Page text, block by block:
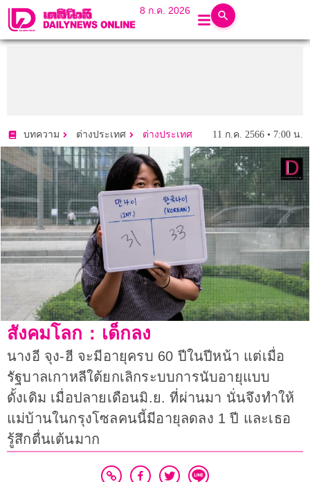
8 ก.ค. 2026
บทความ ต่างประเทศ ต่างประเทศ 11 ก.ค. 2566 • 7:00 น.
สังคมโลก : เด็กลง
นางอี จุง-ฮี จะมีอายุครบ 60 ปีในปีหน้า แต่เมื่อ
รัฐบาลเกาหลีใต้ยกเลิกระบบการนับอายุแบบ
ดั้งเดิม เมื่อปลายเดือนมิ.ย. ที่ผ่านมา นั่นจึงทำให้
แม่บ้านในกรุงโซลคนนี้มีอายุลดลง 1 ปี และเธอ
รู้สึกตื่นเต้นมาก